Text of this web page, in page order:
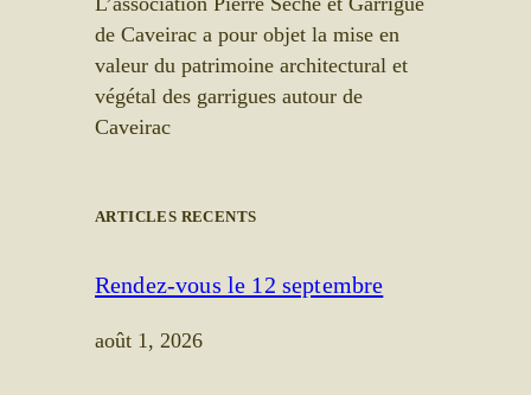
de Caveirac a pour objet la mise en
valeur du patrimoine architectural et
végétal des garrigues autour de
Caveirac
ARTICLES RECENTS
Rendez-vous le 12 septembre
août 1, 2026